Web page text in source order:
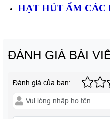
HẠT HÚT ẨM CÁC
ĐÁNH GIÁ BÀI
Đánh giá của bạn: